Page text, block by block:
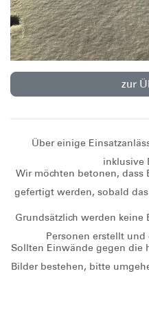
zur
Über einige
inklusive
Wir möchten betonen, dass
gefertigt werden, sobald das
Grundsätzlich werden
Personen erstellt
Sollten Einwände gegen die
Bilder bestehen, bitte